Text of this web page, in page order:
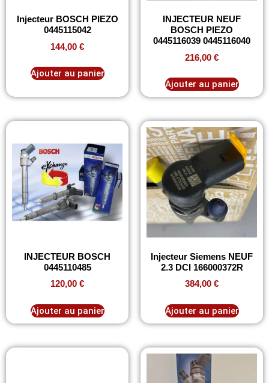
Injecteur BOSCH PIEZO
0445115042
144,00 €
Ajouter au panier
INJECTEUR NEUF
BOSCH PIEZO
0445116039 0445116040
216,00 €
Ajouter au panier
INJECTEUR BOSCH
0445110485
120,00 €
Ajouter au panier
Injecteur Siemens NEUF
2.3 DCI 166000372R
384,00 €
Ajouter au panier